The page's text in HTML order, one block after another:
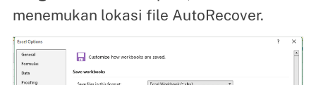
menemukan lokasi file AutoRecover.